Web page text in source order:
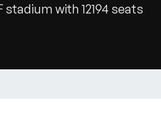
stadium with 12194 seats